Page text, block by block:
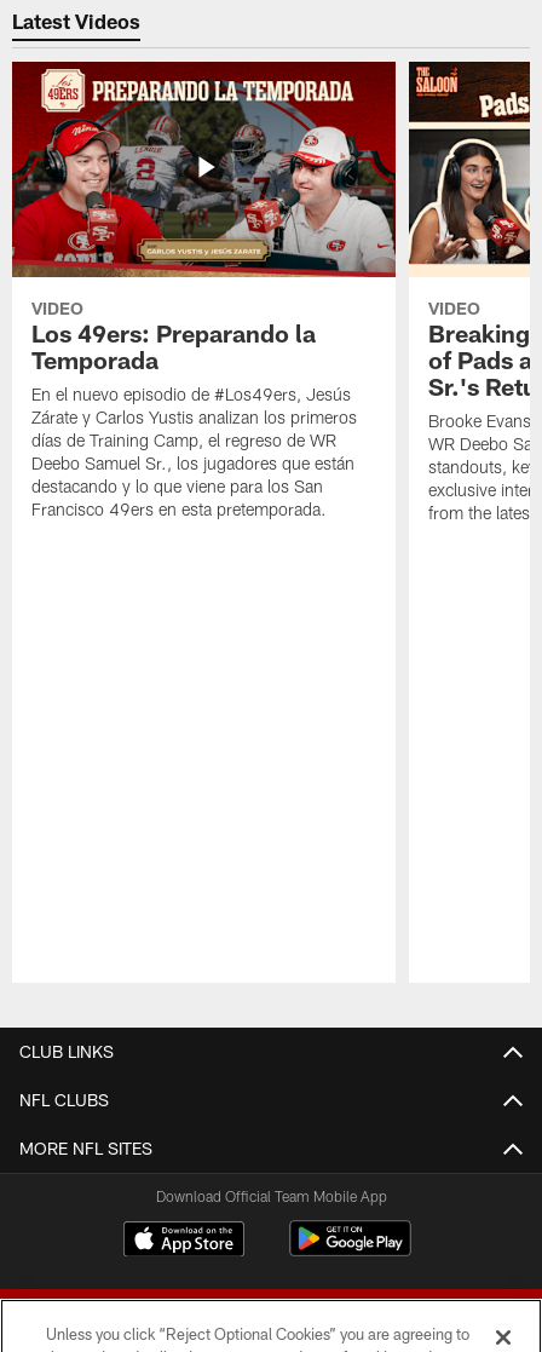
Latest Videos
VIDEO
Los 49ers: Preparando la
Temporada
En el nuevo episodio de #Los49ers, Jesús
Zárate y Carlos Yustis analizan los primeros
días de Training Camp, el regreso de WR
Deebo Samuel Sr., los jugadores que están
destacando y lo que viene para los San
Francisco 49ers en esta pretemporada.
VIDEO
Breaking
of Pads
Sr.'s
Brooke Evans
WR Deebo
standouts,
exclusive
from the latest
CLUB LINKS
NFL CLUBS
MORE NFL SITES
Download Official Team Mobile App
Unless you click “Reject Optional Cookies” you are agreeing to